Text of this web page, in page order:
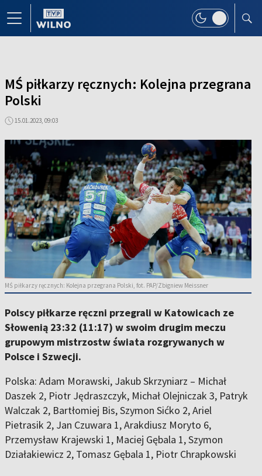
MŚ piłkarzy ręcznych: Kolejna przegrana
Polski
15.01.2023, 09:03
MŚ piłkarzy ręcznych: Kolejna przegrana Polski, fot. PAP/Zbigniew Meissner
Polscy piłkarze ręczni przegrali w Katowicach ze
Słowenią 23:32 (11:17) w swoim drugim meczu
grupowym mistrzostw świata rozgrywanych w
Polsce i Szwecji.
Polska: Adam Morawski, Jakub Skrzyniarz – Michał
Daszek 2, Piotr Jędraszczyk, Michał Olejniczak 3, Patryk
Walczak 2, Bartłomiej Bis, Szymon Sićko 2, Ariel
Pietrasik 2, Jan Czuwara 1, Arakdiusz Moryto 6,
Przemysław Krajewski 1, Maciej Gębala 1, Szymon
Działakiewicz 2, Tomasz Gębala 1, Piotr Chrapkowski